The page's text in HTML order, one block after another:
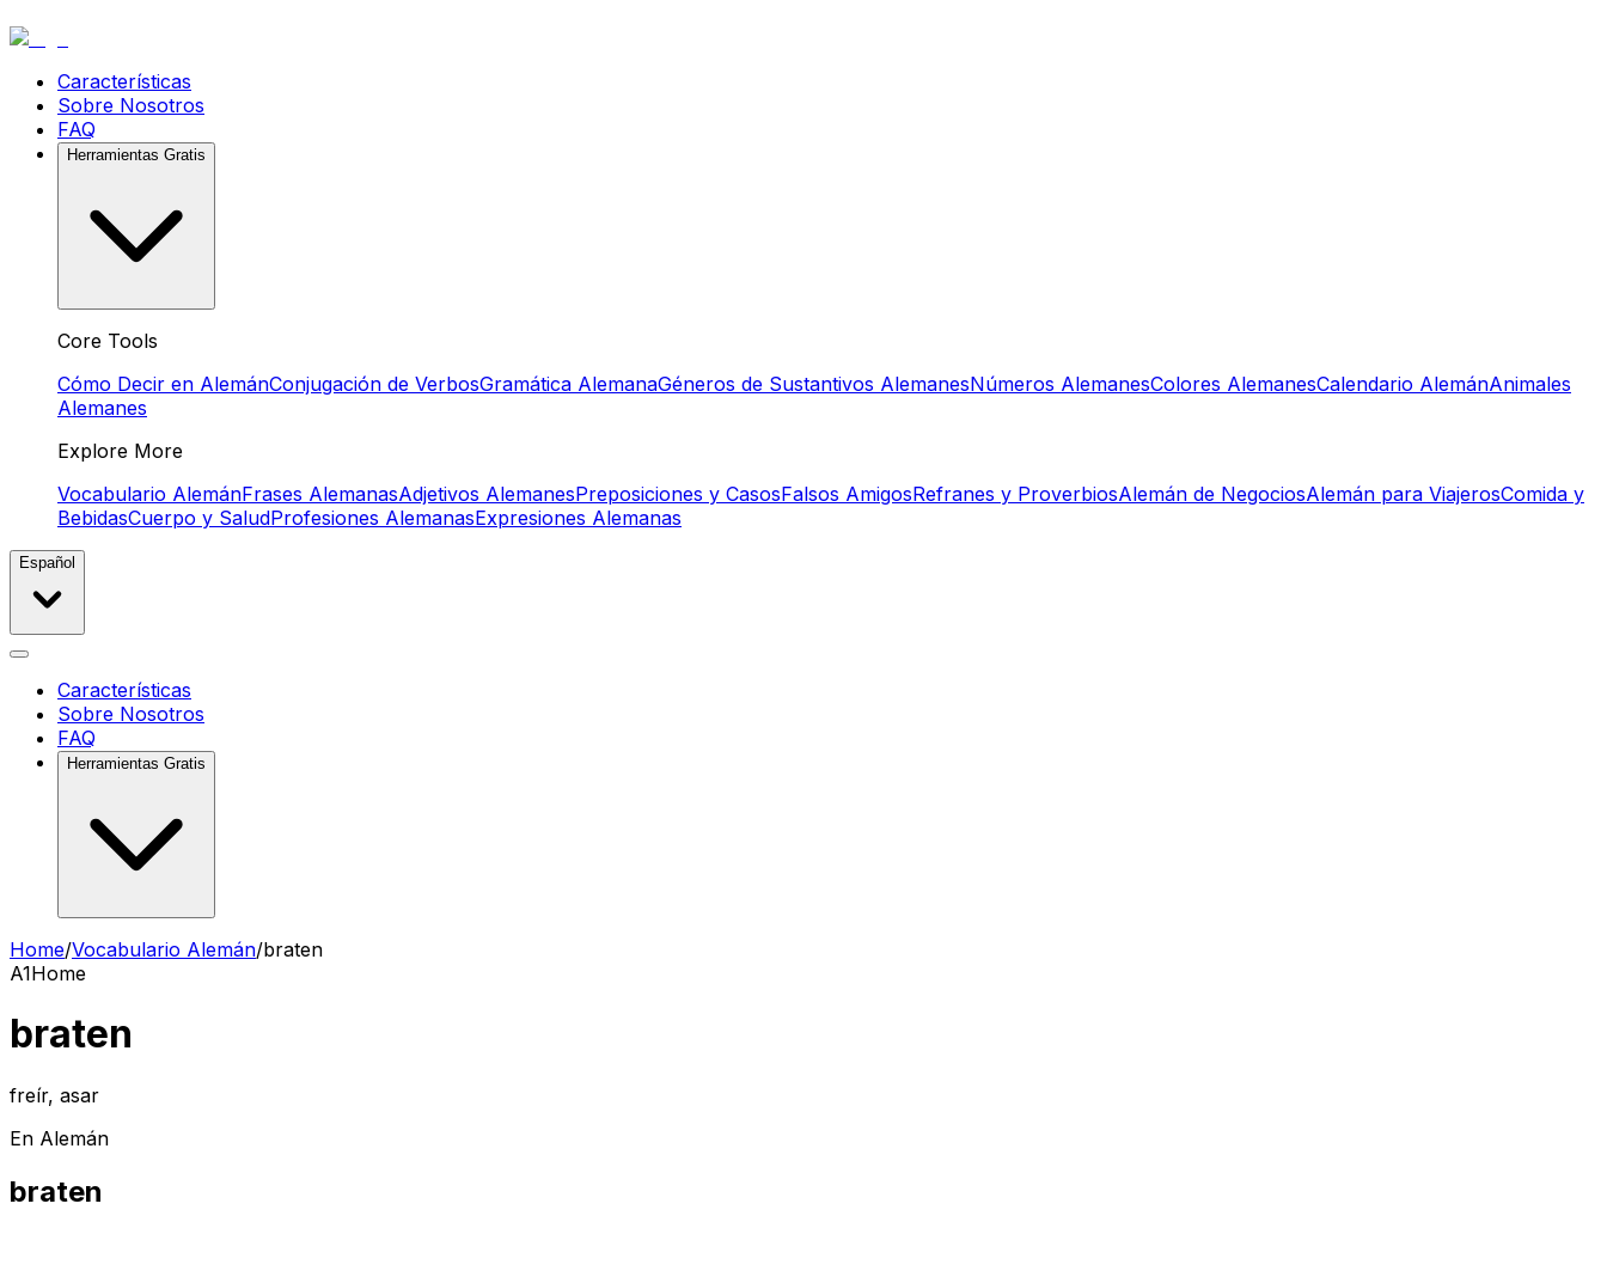
Características
Sobre Nosotros
FAQ
Herramientas Gratis
Core Tools
Cómo Decir en AlemánConjugación de VerbosGramática AlemanaGéneros de Sustantivos AlemanesNúmeros AlemanesColores AlemanesCalendario AlemánAnimales
Alemanes
Explore More
Vocabulario AlemánFrases AlemanasAdjetivos AlemanesPreposiciones y CasosFalsos AmigosRefranes y ProverbiosAlemán de NegociosAlemán para ViajerosComida y
BebidasCuerpo y SaludProfesiones AlemanasExpresiones Alemanas
Español
Características
Sobre Nosotros
FAQ
Herramientas Gratis
Home/Vocabulario Alemán/braten
A1Home
braten
freír, asar
En Alemán
braten